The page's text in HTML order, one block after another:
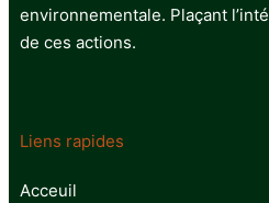
environnementale. Plaçant
de ces actions.
Liens rapides
Acceuil